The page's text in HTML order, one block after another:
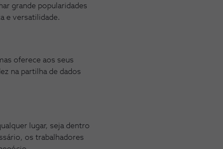
grande popularidades
e versatilidade.
oferece aos seus
na partilha de dados
lugar, seja dentro
os trabalhadores